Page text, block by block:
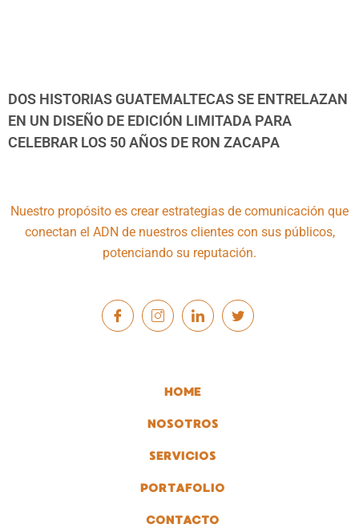
DOS HISTORIAS GUATEMALTECAS SE ENTRELAZAN
EN UN DISEÑO DE EDICIÓN LIMITADA PARA
CELEBRAR LOS 50 AÑOS DE RON ZACAPA
Nuestro propósito es crear estrategias de comunicación que
conectan el ADN de nuestros clientes con sus públicos,
potenciando su reputación.
HOME
NOSOTROS
SERVICIOS
PORTAFOLIO
CONTACTO